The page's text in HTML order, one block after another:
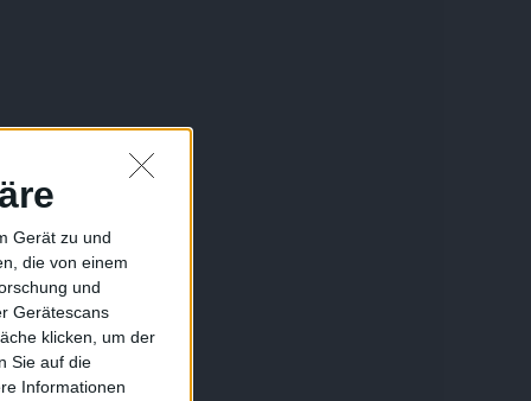
Gerät zu und
die von einem
und
Gerätescans
klicken, um der
Sie auf die
Informationen